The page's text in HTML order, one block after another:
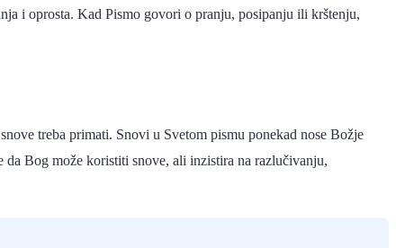
i oprosta. Kad Pismo govori o pranju, posipanju ili krštenju,
treba primati. Snovi u Svetom pismu ponekad nose Božje
Bog može koristiti snove, ali inzistira na razlučivanju,